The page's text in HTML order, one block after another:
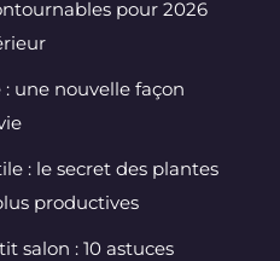
pour 2026
une nouvelle façon
: le secret des plantes
productives
salon : 10 astuces